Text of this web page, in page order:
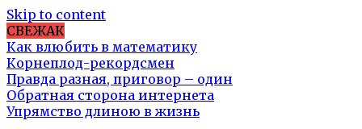
Skip to content
СВЕЖАК
Как влюбить в математику
Корнеплод-рекордсмен
Правда разная, приговор – один
Обратная сторона интернета
Упрямство длиною в жизнь